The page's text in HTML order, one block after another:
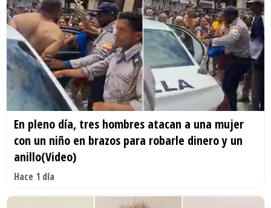
En pleno día, tres hombres atacan a una mujer
con un niño en brazos para robarle dinero y un
anillo(Video)
Hace 1 día